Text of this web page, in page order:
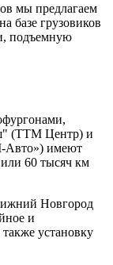
мы предлагаем
базе грузовиков
подъемную
(ТТМ Центр) и
имеют
60 тысяч км
Новгород
и
установку